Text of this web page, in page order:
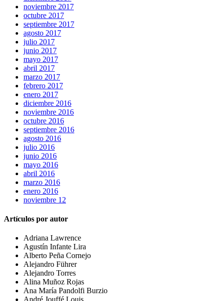
noviembre 2017
octubre 2017
septiembre 2017
agosto 2017
julio 2017
junio 2017
mayo 2017
abril 2017
marzo 2017
febrero 2017
enero 2017
diciembre 2016
noviembre 2016
octubre 2016
septiembre 2016
agosto 2016
julio 2016
junio 2016
mayo 2016
abril 2016
marzo 2016
enero 2016
noviembre 12
Artículos por autor
Adriana Lawrence
Agustín Infante Lira
Alberto Peña Cornejo
Alejandro Führer
Alejandro Torres
Alina Muñoz Rojas
Ana María Pandolfi Burzio